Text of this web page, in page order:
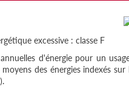
excessive : classe F
d'énergie pour un
des énergies indexés sur